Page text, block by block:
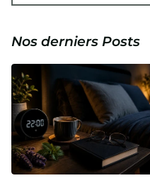
Nos derniers Posts